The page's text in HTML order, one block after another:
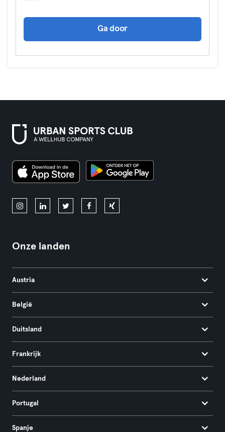
Ga door
Onze landen
Austria
België
Duitsland
Frankrijk
Nederland
Portugal
Spanje